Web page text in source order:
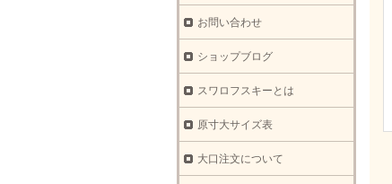
お問い合わせ
ショップブログ
スワロフスキーとは
原寸大サイズ表
大口注文について